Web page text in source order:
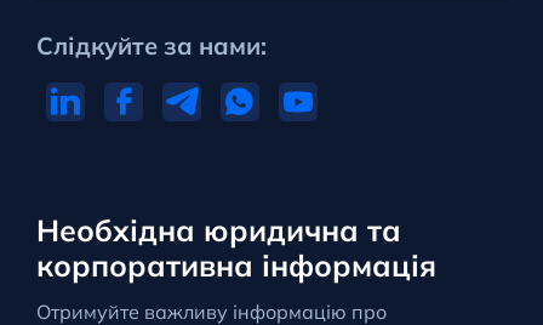
Необхідна юридична та
корпоративна інформація
Отримуйте важливу інформацію про
Слідкуйте за нами: